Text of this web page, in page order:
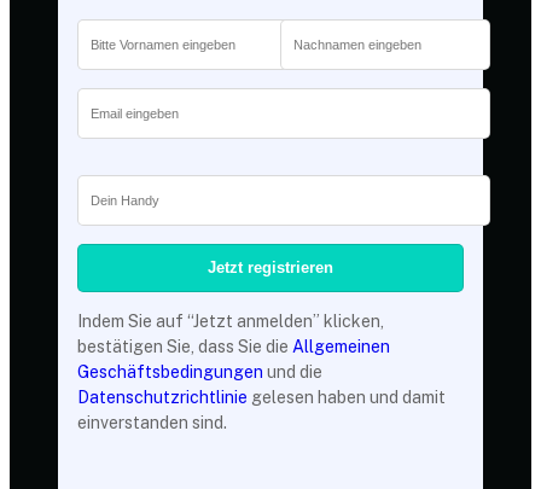
Indem Sie auf “Jetzt anmelden” klicken,
bestätigen Sie, dass Sie die Allgemeinen
Geschäftsbedingungen und die
Datenschutzrichtlinie gelesen haben und damit
einverstanden sind.